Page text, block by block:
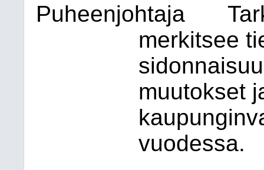
Puheenjohtaja
merkitsee
muutokset
vuodessa.